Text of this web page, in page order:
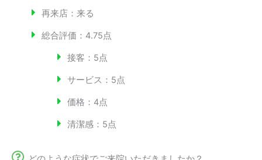
再来店： 来る
総合評価：4.75点
接客：5点
サービス：5点
価格：4点
清潔感：5点